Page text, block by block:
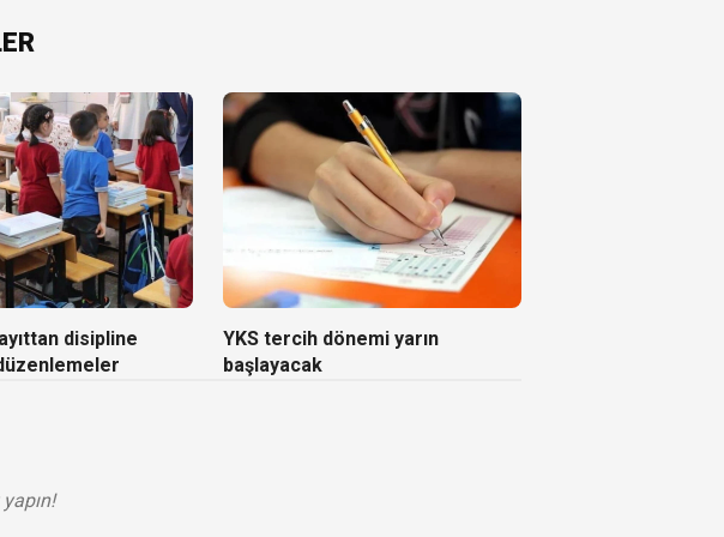
disipline
YKS tercih dönemi yarın
başlayacak